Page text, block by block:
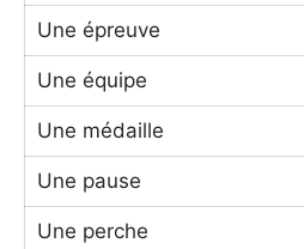
Une épreuve
Une équipe
Une médaille
Une pause
Une perche